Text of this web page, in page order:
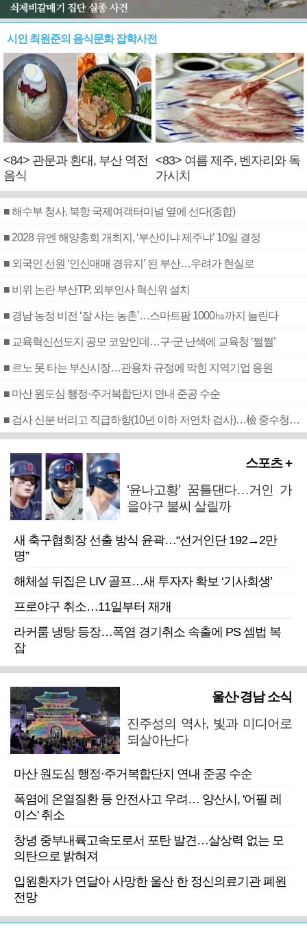
시인 최원준의 음식문화 잡학사전
<84> 관문과 환대, 부산 역전
음식
<83> 여름 제주, 벤자리와 독
가시치
■ 해수부 청사, 북항 국제여객터미널 옆에 선다(종합)
■ 2028 유엔 해양총회 개최지, ‘부산이냐 제주냐’ 10일 결정
■ 외국인 선원 ‘인신매매 경유지’ 된 부산…우려가 현실로
■ 비위 논란 부산TP, 외부인사 혁신위 설치
■ 경남 농정 비전 ‘잘 사는 농촌’…스마트팜 1000㏊까지 늘린다
■ 교육혁신선도지 공모 코앞인데…구·군 난색에 교육청 ‘쩔쩔’
■ 르노 못 타는 부산시장…관용차 규정에 막힌 지역기업 응원
■ 마산 원도심 행정·주거복합단지 연내 준공 수순
■ 검사 신분 버리고 직급하향(10년 이하 저연차 검사)…檢 중수청행 기피
스포츠 +
‘윤나고황’ 꿈틀댄다…거인 가
을야구 불씨 살릴까
새 축구협회장 선출 방식 윤곽…“선거인단 192→2만
명”
해체설 뒤집은 LIV 골프…새 투자자 확보 ‘기사회생’
프로야구 취소…11일부터 재개
라커룸 냉탕 등장…폭염 경기취소 속출에 PS 셈법 복
잡
울산·경남 소식
진주성의 역사, 빛과 미디어로
되살아난다
마산 원도심 행정·주거복합단지 연내 준공 수순
폭염에 온열질환 등 안전사고 우려… 양산시, '어필 레
이스' 취소
창녕 중부내륙고속도로서 포탄 발견…살상력 없는 모
의탄으로 밝혀져
입원환자가 연달아 사망한 울산 한 정신의료기관 폐원
전망